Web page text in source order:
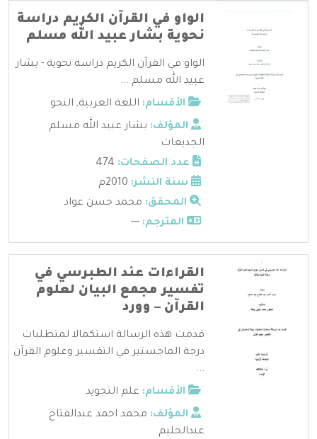
الواو في القرآن الكريم دراسة
نحوية بشار عبيد الله مسلم
الواو في القرآن الكريم دراسة نحوية - بشار
عبيد الله مسلم ...
الأقسام: اللغة العربية, النحو
المؤلف: بشار عبيد الله مسلم
الجديعات
عدد الصفحات:
سنة النشر:
المحقق: محمد حسن عواد
المترجم: ---
القراءات عند الطبرسي في
تفسير مجمع البيان لعلوم
القرآن – وورد
قدمت هذه الرسالة استكمالا لمتطلبات
درجة الماجستير في التفسير وعلوم القرآن
...
الأقسام: علم التجويد
المؤلف: محمد احمد عبدالفتاح
عبدالحليم